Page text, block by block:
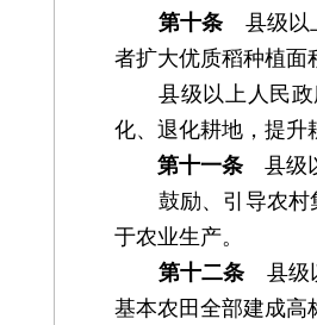
第十条 县级以
者扩大优质稻种植面
县级以上人民政府
化、退化耕地，提升
第十一条 县级
鼓励、引导农村集
于农业生产。
第十二条 县级
基本农田全部建成高